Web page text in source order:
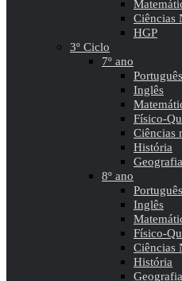
Ciências
HGP
3º Ciclo
7º ano
Português
Inglês
Físico-
Ciências
História
Geografia
8º ano
Português
Inglês
Físico-
Ciências
História
Geografia